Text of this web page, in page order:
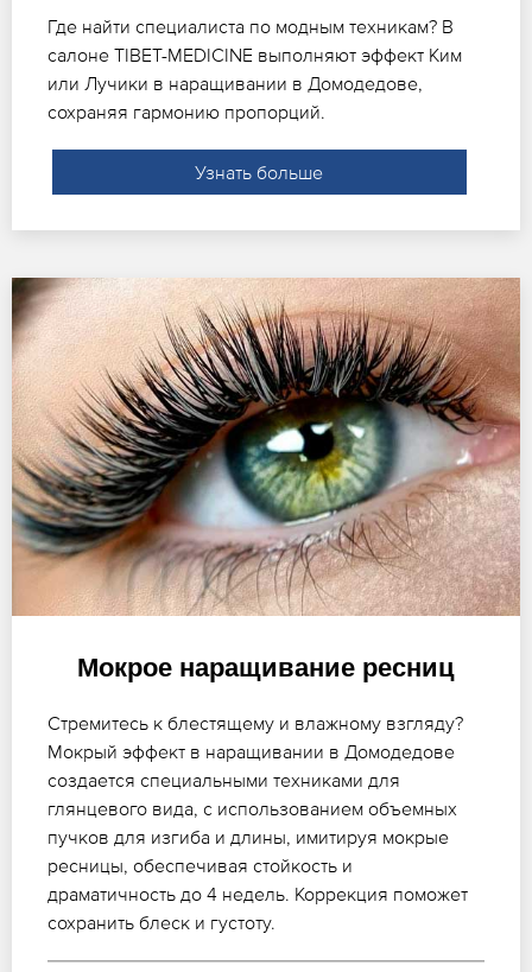
Где найти специалиста по модным техникам? В
салоне TIBET-MEDICINE выполняют эффект Ким
или Лучики в наращивании в Домодедове,
сохраняя гармонию пропорций.
Узнать больше
Мокрое наращивание ресниц
Стремитесь к блестящему и влажному взгляду?
Мокрый эффект в наращивании в Домодедове
создается специальными техниками для
глянцевого вида, с использованием объемных
пучков для изгиба и длины, имитируя мокрые
ресницы, обеспечивая стойкость и
драматичность до 4 недель. Коррекция поможет
сохранить блеск и густоту.